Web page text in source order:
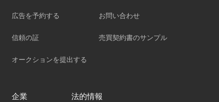
広告を予約する
信頼の証
オークションを提出する
お問い合わせ
売買契約書のサンプル
企業 法的情報